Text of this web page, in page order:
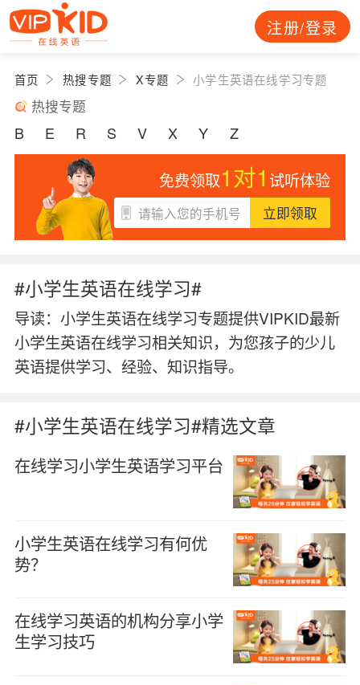
注册/登录
首页 热搜专题 X专题 小学生英语在线学习专题
热搜专题
B E R S V X Y Z
免费领取1对1 试听体验
立即领取
#小学生英语在线学习#
导读： 小学生英语在线学习专题提供VIPKID最新
小学生英语在线学习相关知识，为您孩子的少儿
英语提供学习、经验、知识指导。
#小学生英语在线学习#精选文章
在线学习小学生英语学习平台
小学生英语在线学习有何优
势？
在线学习英语的机构分享小学
生学习技巧